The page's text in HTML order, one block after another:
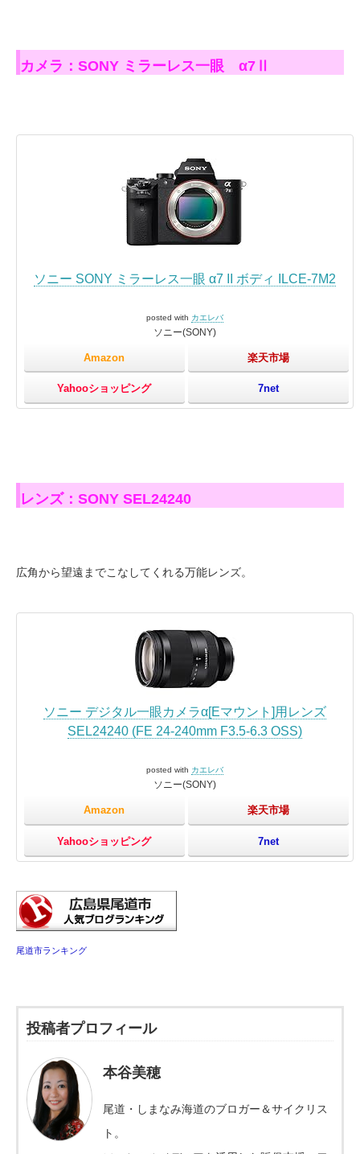
カメラ：SONY ミラーレス一眼 α7Ⅱ
ソニー SONY ミラーレス一眼 α7 II ボディ ILCE-7M2
posted with カエレバ
ソニー(SONY)
Amazon 楽天市場
Yahooショッピング 7net
レンズ：SONY SEL24240
広角から望遠までこなしてくれる万能レンズ。
ソニー デジタル一眼カメラα[Eマウント]用レンズ
SEL24240 (FE 24-240mm F3.5-6.3 OSS)
posted with カエレバ
ソニー(SONY)
Amazon 楽天市場
Yahooショッピング 7net
尾道市ランキング
投稿者プロフィール
本谷美穂
尾道・しまなみ海道のブロガー＆サイクリス
ト。